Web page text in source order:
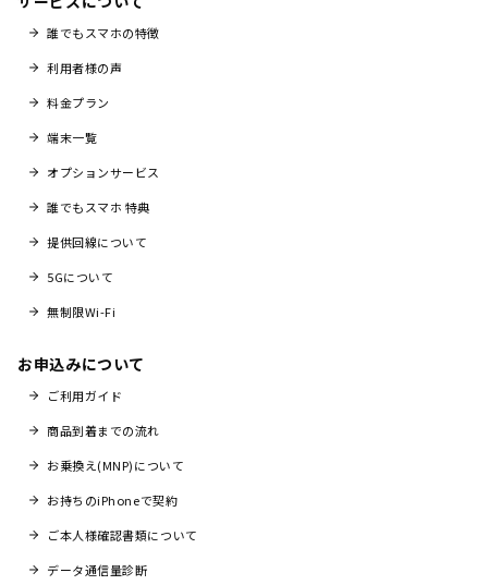
誰でもスマホの特徴
利用者様の声
料金プラン
端末一覧
オプションサービス
誰でもスマホ 特典
提供回線について
5Gについて
無制限Wi-Fi
お申込みについて
ご利用ガイド
商品到着までの流れ
お乗換え(MNP)について
お持ちのiPhoneで契約
ご本人様確認書類について
データ通信量診断